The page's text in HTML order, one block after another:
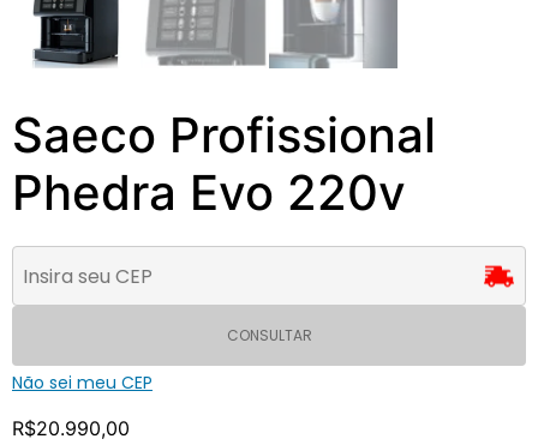
Saeco Profissional
Phedra Evo 220v
CONSULTAR
Não sei meu CEP
R$20.990,00